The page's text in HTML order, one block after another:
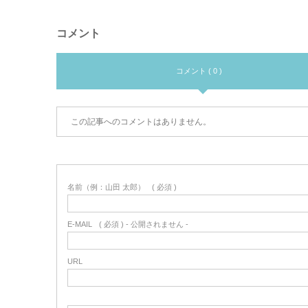
コメント
コメント ( 0 )
この記事へのコメントはありません。
名前（例：山田 太郎） ( 必須 )
E-MAIL ( 必須 ) - 公開されません -
URL